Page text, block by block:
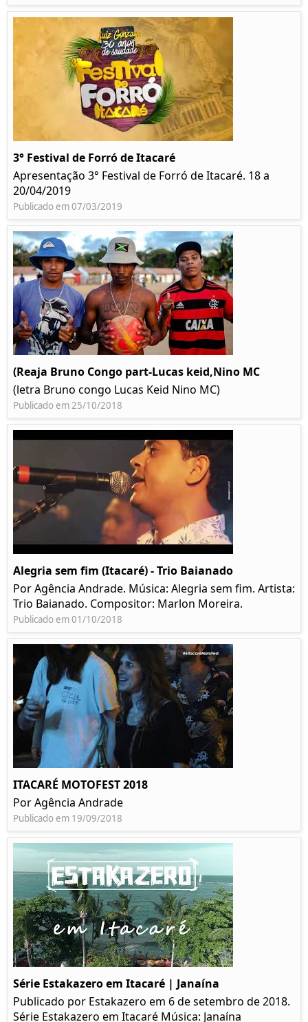
3° Festival de Forró de Itacaré
Apresentação 3° Festival de Forró de Itacaré. 18 a
20/04/2019
Publicado em 07/03/2019
(Reaja Bruno Congo part-Lucas keid,Nino MC
(letra Bruno congo Lucas Keid Nino MC)
Publicado em 25/10/2018
Alegria sem fim (Itacaré) - Trio Baianado
Por Agência Andrade. Música: Alegria sem fim. Artista:
Trio Baianado. Compositor: Marlon Moreira.
Publicado em 01/10/2018
ITACARÉ MOTOFEST 2018
Por Agência Andrade
Publicado em 19/09/2018
Série Estakazero em Itacaré | Janaína
Publicado por Estakazero em 6 de setembro de 2018.
Série Estakazero em Itacaré Música: Janaína